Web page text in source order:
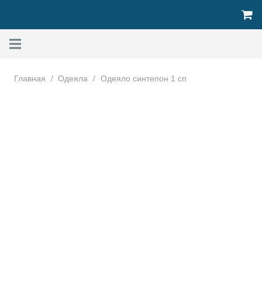
Главная / Одеяла / Одеяло синтепон 1 сп